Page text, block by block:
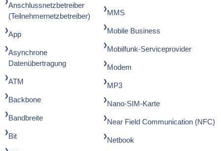
Anschlussnetzbetreiber
(Teilnehmernetzbetreiber)
App
Asynchrone
Datenübertragung
ATM
Backbone
Bandbreite
Bit
MMS
Mobile Business
Mobilfunk-Serviceprovider
Modem
MP3
Nano-SIM-Karte
Near Field Communication (NFC)
Netbook